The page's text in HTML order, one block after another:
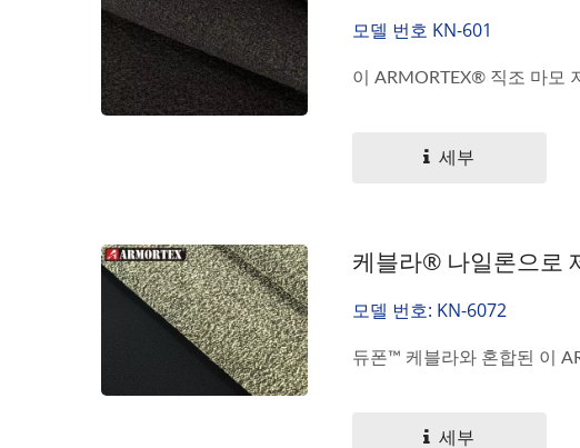
모델 번호 KN-601
이 ARMORTEX® 직조 마모
세부
케블라® 나일론으로
모델 번호: KN-6072
듀폰™ 케블라와 혼합된 이
세부